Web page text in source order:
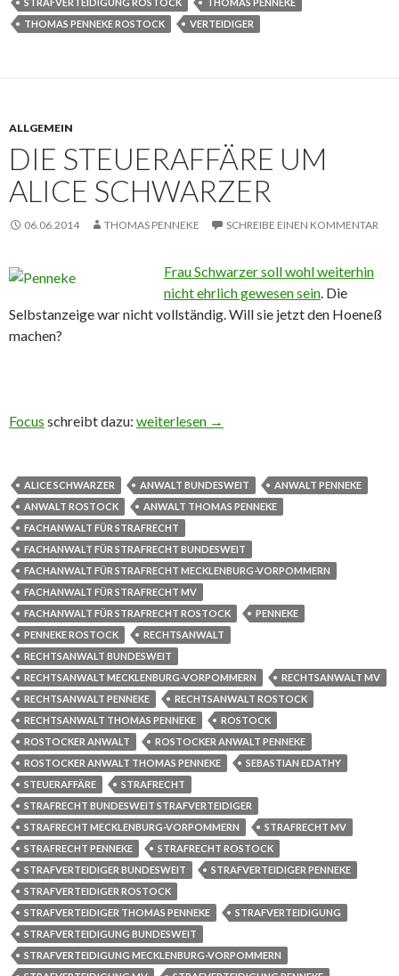
THOMAS PENNEKE ROSTOCK
VERTEIDIGER
ALLGEMEIN
DIE STEUERAFFÄRE UM
ALICE SCHWARZER
06.06.2014 THOMAS PENNEKE SCHREIBE EINEN KOMMENTAR
Frau Schwarzer soll wohl weiterhin
nicht ehrlich gewesen sein. Die
Selbstanzeige war nicht vollständig. Will sie jetzt den Hoeneß
machen?
Focus schreibt dazu: Die Steueraffäre um Alice Schwarzer
weiterlesen →
ALICE SCHWARZER ANWALT BUNDESWEIT
ANWALT PENNEKE
ANWALT ROSTOCK
ANWALT THOMAS PENNEKE
FACHANWALT FÜR STRAFRECHT
FACHANWALT FÜR STRAFRECHT BUNDESWEIT
FACHANWALT FÜR STRAFRECHT MECKLENBURG-VORPOMMERN
FACHANWALT FÜR STRAFRECHT MV
FACHANWALT FÜR STRAFRECHT ROSTOCK
PENNEKE
PENNEKE ROSTOCK
RECHTSANWALT
RECHTSANWALT BUNDESWEIT
RECHTSANWALT MECKLENBURG-VORPOMMERN
RECHTSANWALT MV
RECHTSANWALT PENNEKE
RECHTSANWALT ROSTOCK
RECHTSANWALT THOMAS PENNEKE
ROSTOCK
ROSTOCKER ANWALT
ROSTOCKER ANWALT PENNEKE
ROSTOCKER ANWALT THOMAS PENNEKE
SEBASTIAN EDATHY
STEUERAFFÄRE
STRAFRECHT
STRAFRECHT BUNDESWEIT STRAFVERTEIDIGER
STRAFRECHT MECKLENBURG-VORPOMMERN
STRAFRECHT MV
STRAFRECHT PENNEKE
STRAFRECHT ROSTOCK
STRAFVERTEIDIGER BUNDESWEIT
STRAFVERTEIDIGER PENNEKE
STRAFVERTEIDIGER ROSTOCK
STRAFVERTEIDIGER THOMAS PENNEKE
STRAFVERTEIDIGUNG
STRAFVERTEIDIGUNG BUNDESWEIT
STRAFVERTEIDIGUNG MECKLENBURG-VORPOMMERN